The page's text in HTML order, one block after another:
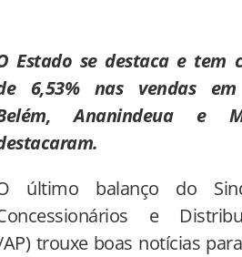
Estado se destaca e tem
6,53% nas vendas
Ananindeua e
último balanço do
e
trouxe boas notícias